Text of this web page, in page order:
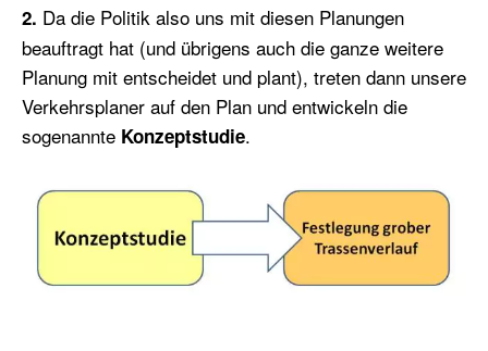
2. Da die Politik also uns mit diesen Planungen
beauftragt hat (und übrigens auch die ganze weitere
Planung mit entscheidet und plant), treten dann unsere
Verkehrsplaner auf den Plan und entwickeln die
sogenannte Konzeptstudie.